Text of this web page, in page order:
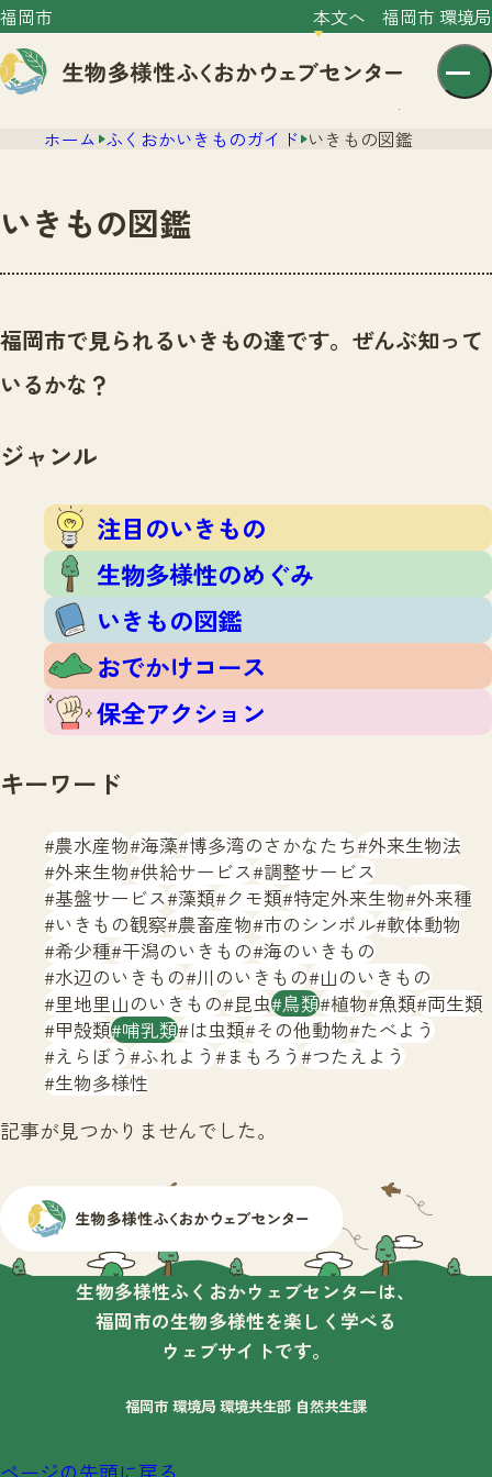
福岡市 本文へ 福岡市 環境局
文字サイズ 小 中 大
センター紹介
センター紹介TOP
サイトポリシー
ニュース
いきものガイド
注目のいきもの
生物多様性のめぐみ
いきもの図鑑
おでかけコース
保全アクション
イベント
いきもの調査隊
調査レポート
調査レポートTOP
調査結果
ふくおかいきものマップ
マッチング
マッチングTOP
掲載申し込みフォーム
お問合せ
生物多様性ふくおかウェブセンターとは
サイトマップ
ホーム ふくおかいきものガイド いきもの図鑑
いきもの図鑑
福岡市で見られるいきもの達です。ぜんぶ知って
いるかな？
ジャンル
注目のいきもの
生物多様性のめぐみ
いきもの図鑑
おでかけコース
保全アクション
キーワード
農水産物 海藻 博多湾のさかなたち 外来生物法
外来生物 供給サービス 調整サービス
基盤サービス 藻類 クモ類 特定外来生物 外来種
いきもの観察 農畜産物 市のシンボル 軟体動物
希少種 干潟のいきもの 海のいきもの
水辺のいきもの 川のいきもの 山のいきもの
里地里山のいきもの 昆虫 鳥類 植物 魚類 両生類
甲殻類 哺乳類 は虫類 その他動物 たべよう
えらぼう ふれよう まもろう つたえよう
生物多様性
記事が見つかりませんでした。
生物多様性ふくおかウェブセンターは、
福岡市の生物多様性を楽しく学べる
ウェブサイトです。
福岡市 環境局 環境共生部 自然共生課